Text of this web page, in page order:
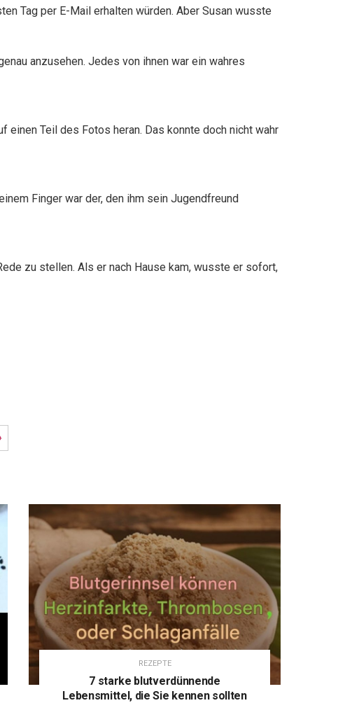
Tag per E-Mail erhalten würden. Aber Susan wusste
anzusehen. Jedes von ihnen war ein wahres
Teil des Fotos heran. Das konnte doch nicht wahr
Finger war der, den ihm sein Jugendfreund
zu stellen. Als er nach Hause kam, wusste er sofort,
REZEPTE
7 starke blutverdünnende
Lebensmittel, die Sie kennen sollten